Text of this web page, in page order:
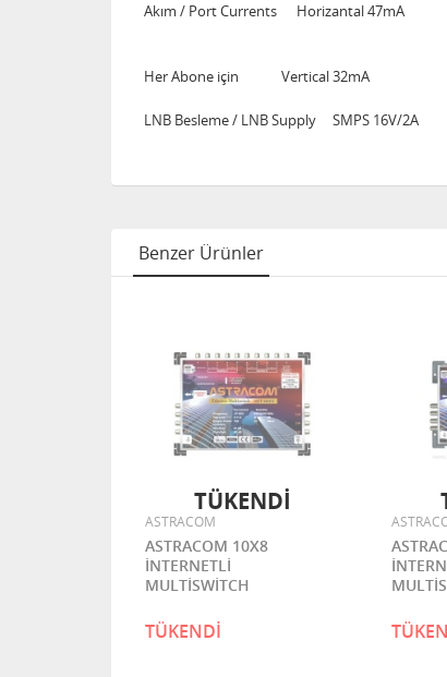
Akım / Port Currents Horizantal 47mA
Her Abone için Vertical 32mA
LNB Besleme / LNB Supply SMPS 16V/2A
Benzer Ürünler
ASTRACOM
ASTRACOM 10X8
İNTERNETLİ
MULTİSWİTCH
TÜKENDİ
TÜKENDİ